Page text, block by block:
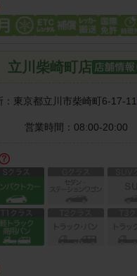
立川柴崎町店
東京都立川市柴崎町6-17-11
営業時間： 08:00-20:00